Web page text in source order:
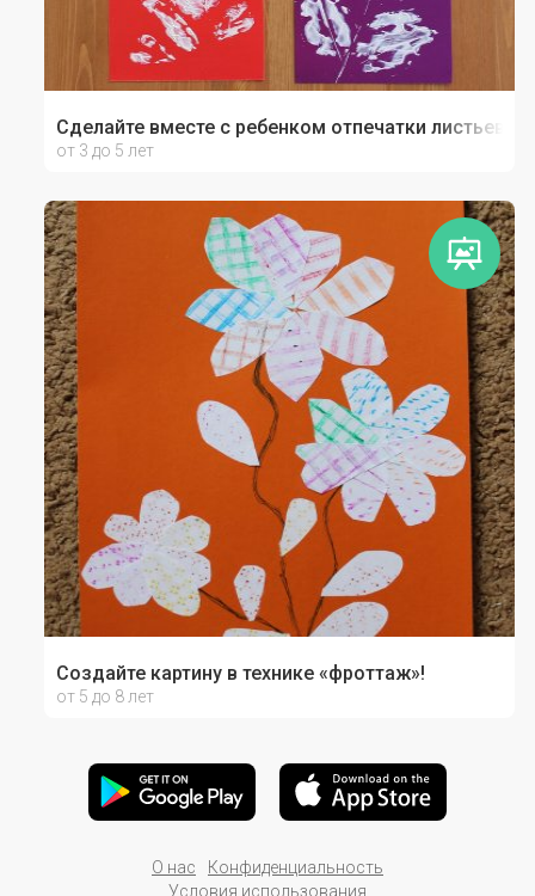
Сделайте вместе с ребенком отпечатки листьев
от 3 до 5 лет
Создайте картину в технике «фроттаж»!
от 5 до 8 лет
О нас
Конфиденциальность
Условия использования